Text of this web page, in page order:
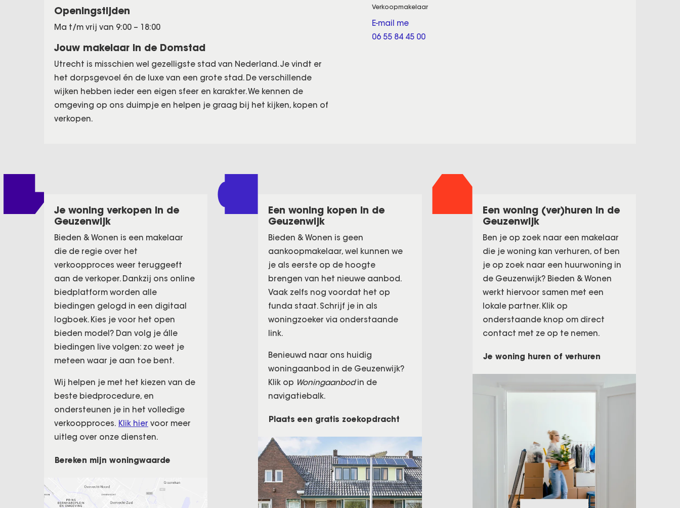
Openingstijden
Ma t/m vrij van 9:00 – 18:00
Jouw makelaar in de Domstad
Utrecht is misschien wel gezelligste stad van Nederland. Je vindt er
het dorpsgevoel én de luxe van een grote stad. De verschillende
wijken hebben ieder een eigen sfeer en karakter. We kennen de
omgeving op ons duimpje en helpen je graag bij het kijken, kopen of
verkopen.
Verkoopmakelaar
E-mail me
06 55 84 45 00
Je woning verkopen in de
Geuzenwijk
Bieden & Wonen is een makelaar
die de regie over het
verkoopproces weer teruggeeft
aan de verkoper. Dankzij ons online
biedplatform worden alle
biedingen gelogd in een digitaal
logboek. Kies je voor het open
bieden model? Dan volg je álle
biedingen live volgen: zo weet je
meteen waar je aan toe bent.
Wij helpen je met het kiezen van de
beste biedprocedure, en
ondersteunen je in het volledige
verkoopproces. Klik hier voor meer
uitleg over onze diensten.
Bereken mijn woningwaarde
Een woning kopen in de
Geuzenwijk
Bieden & Wonen is geen
aankoopmakelaar, wel kunnen we
je als eerste op de hoogte
brengen van het nieuwe aanbod.
Vaak zelfs nog voordat het op
funda staat. Schrijf je in als
woningzoeker via onderstaande
link.
Benieuwd naar ons huidig
woningaanbod in de Geuzenwijk?
Klik op Woningaanbodin de
navigatiebalk.
Plaats een gratis zoekopdracht
Een woning (ver)huren in de
Geuzenwijk
Ben je op zoek naar een makelaar
die je woning kan verhuren, of ben
je op zoek naar een huurwoning in
de Geuzenwijk? Bieden & Wonen
werkt hiervoor samen met een
lokale partner. Klik op
onderstaande knop om direct
contact met ze op te nemen.
Je woning huren of verhuren